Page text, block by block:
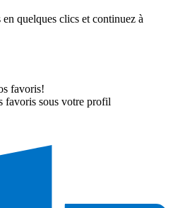
quelques clics et continuez à
favoris!
favoris sous votre profil